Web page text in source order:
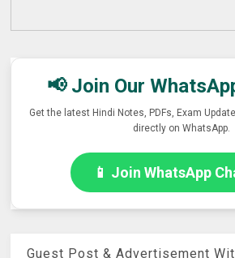
📢 Join Our
Get the latest Hindi Notes, PDFs, Exam
directly on WhatsApp.
📱 Join WhatsApp
Guest Post & Advertisement